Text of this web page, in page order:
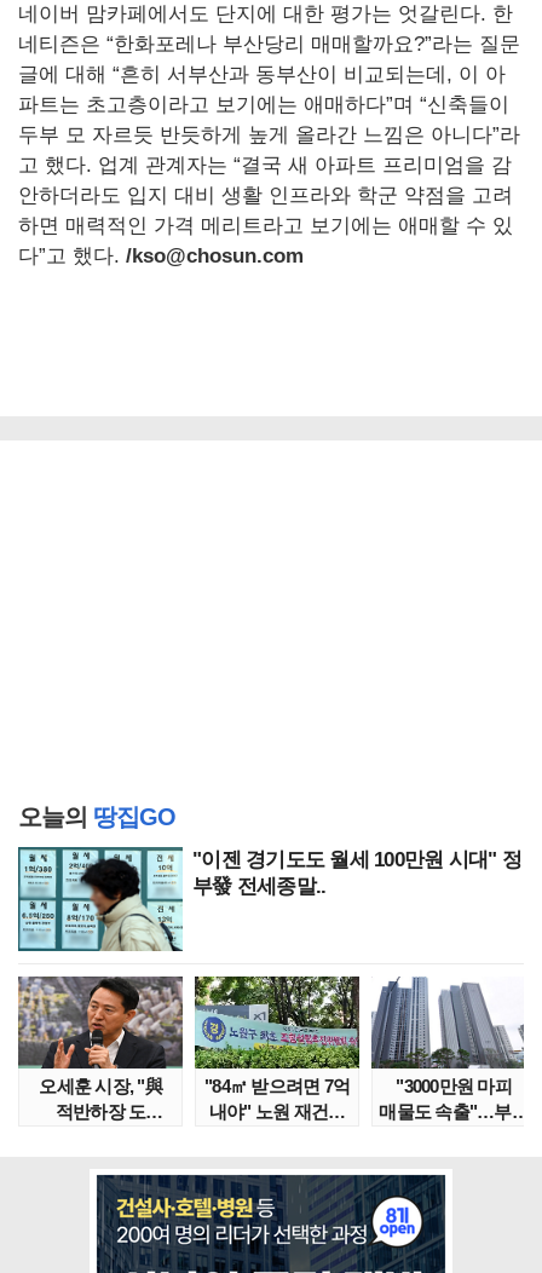
네이버 맘카페에서도 단지에 대한 평가는 엇갈린다. 한
네티즌은 “한화포레나 부산당리 매매할까요?”라는 질문
글에 대해 “흔히 서부산과 동부산이 비교되는데, 이 아
파트는 초고층이라고 보기에는 애매하다”며 “신축들이
두부 모 자르듯 반듯하게 높게 올라간 느낌은 아니다”라
고 했다. 업계 관계자는 “결국 새 아파트 프리미엄을 감
안하더라도 입지 대비 생활 인프라와 학군 약점을 고려
하면 매력적인 가격 메리트라고 보기에는 애매할 수 있
다”고 했다. /kso@chosun.com
오늘의 땅집GO
"이젠 경기도도 월세 100만원 시대" 정
부發 전세종말..
오세훈 시장, "與
적반하장 도
"84㎡ 받으려면 7억
내야" 노원 재건축
"3000만원 마피
매물도 속출"…부산